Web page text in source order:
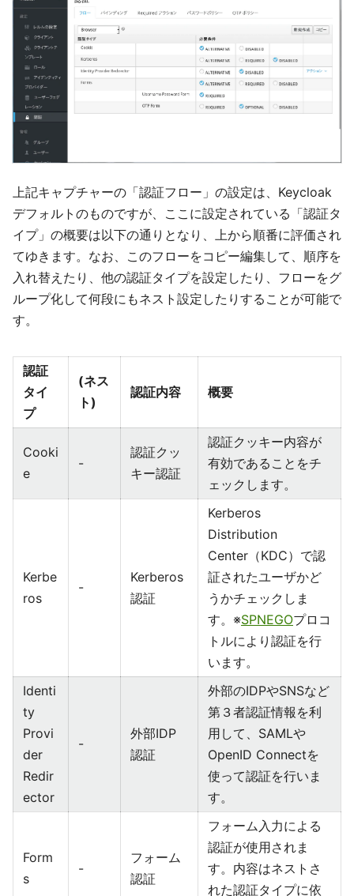
上記キャプチャーの「認証フロー」の設定は、Keycloak
デフォルトのものですが、ここに設定されている「認証タ
イプ」の概要は以下の通りとなり、上から順番に評価され
てゆきます。なお、このフローをコピー編集して、順序を
入れ替えたり、他の認証タイプを設定したり、フローをグ
ループ化して何段にもネスト設定したりすることが可能で
す。
認証
タイ
プ
(ネス
ト)
認証内容 概要
Cooki
e
-
認証クッ
キー認証
認証クッキー内容が
有効であることをチ
ェックします。
Kerbe
ros
-
Kerberos
認証
Kerberos
Distribution
Center（KDC）で認
証されたユーザかど
うかチェックしま
す。※SPNEGOプロコ
トルにより認証を行
います。
Identi
ty
Provi
der
Redir
ector
-
外部IDP
認証
外部のIDPやSNSなど
第３者認証情報を利
用して、SAMLや
OpenID Connectを
使って認証を行いま
す。
Form
s
-
フォーム
認証
フォーム入力による
認証が使用されま
す。内容はネストさ
れた認証タイプに依